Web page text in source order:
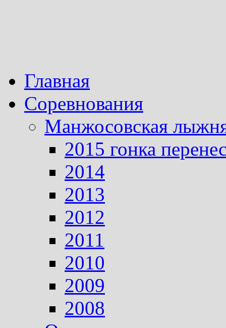
Главная
Соревнования
Манжосовская
2015 гонка
2014
2013
2012
2011
2010
2009
2008